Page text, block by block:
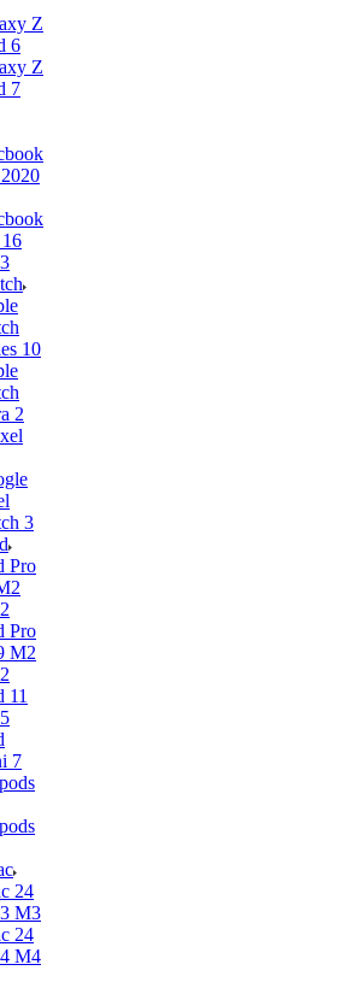
Z
6
Z
7
10
2
3
Pro
Pro
M2
11
7
24
M3
24
M4